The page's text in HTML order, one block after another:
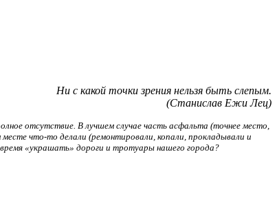
Ни с какой точки зрения нельзя быть слепым.
(Станислав Ежи Лец)
отсутствие. В лучшем случае часть асфальта (точнее место,
что-то делали (ремонтировали, копали, прокладывали и
«украшать» дороги и тротуары нашего города?